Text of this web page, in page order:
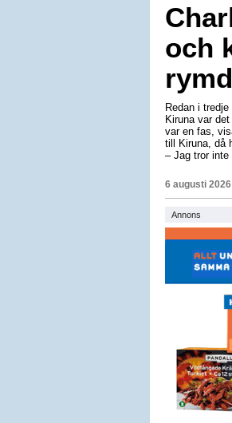
och
Redan i
Kiruna var
var en fas,
till Kiruna, då
– Jag tror
6 augusti
Annons